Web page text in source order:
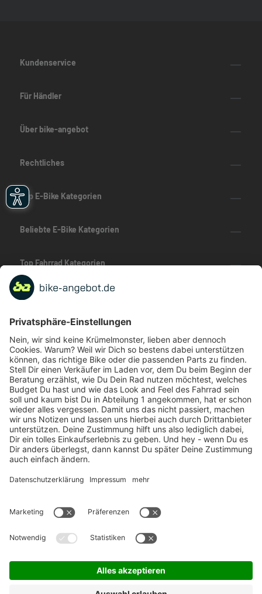
Kundenservice
Für Händler
Über bike-angebot
Rechtliches
Top E-Bike Kategorien
Beliebte E-Bike Kategorien
Top Fahrrad Kategorien
Beliebte Fahrrad-Kategorien
Marken-Highlights
TOP-Marken
ZAHLUNGSARTEN / RATENKAUF
FÜR ARBEITGEBER & ARBEITNEHMER